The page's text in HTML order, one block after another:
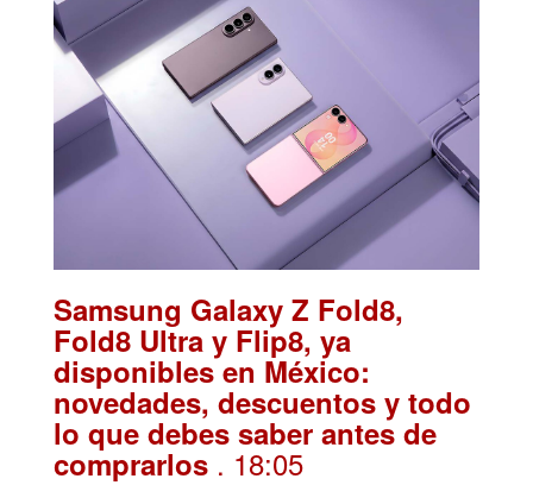
Samsung Galaxy Z Fold8,
Fold8 Ultra y Flip8, ya
disponibles en México:
novedades, descuentos y todo
lo que debes saber antes de
comprarlos . 18:05